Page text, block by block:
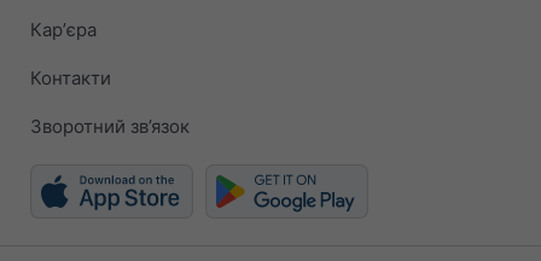
Карʼєра
Контакти
Зворотний зв’язок